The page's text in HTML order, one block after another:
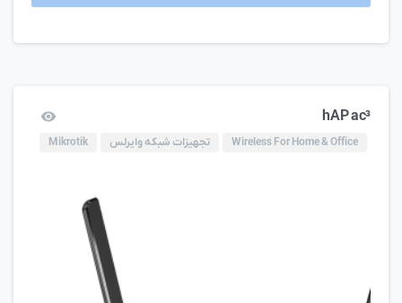
hAP ac³
Wireless For Home & Office تجهیزات شبکه وایرلس Mikrotik